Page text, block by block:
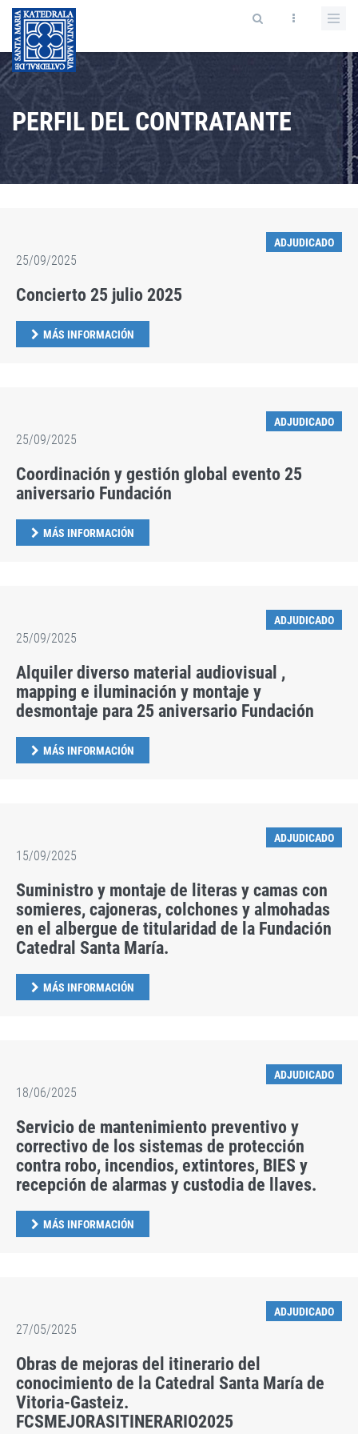
PERFIL DEL CONTRATANTE
ADJUDICADO
25/09/2025
Concierto 25 julio 2025
MÁS INFORMACIÓN
ADJUDICADO
25/09/2025
Coordinación y gestión global evento 25
aniversario Fundación
MÁS INFORMACIÓN
ADJUDICADO
25/09/2025
Alquiler diverso material audiovisual ,
mapping e iluminación y montaje y
desmontaje para 25 aniversario Fundación
MÁS INFORMACIÓN
ADJUDICADO
15/09/2025
Suministro y montaje de literas y camas con
somieres, cajoneras, colchones y almohadas
en el albergue de titularidad de la Fundación
Catedral Santa María.
MÁS INFORMACIÓN
ADJUDICADO
18/06/2025
Servicio de mantenimiento preventivo y
correctivo de los sistemas de protección
contra robo, incendios, extintores, BIES y
recepción de alarmas y custodia de llaves.
MÁS INFORMACIÓN
ADJUDICADO
27/05/2025
Obras de mejoras del itinerario del
conocimiento de la Catedral Santa María de
Vitoria-Gasteiz.
FCSMEJORASITINERARIO2025